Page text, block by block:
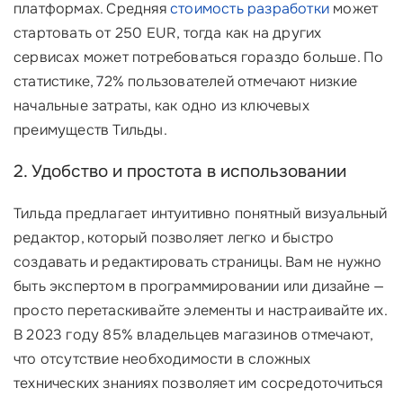
платформах. Средняястоимость разработки может
стартовать от 250 EUR, тогда как на других
сервисах может потребоваться гораздо больше. По
статистике, 72% пользователей отмечают низкие
начальные затраты, как одно из ключевых
преимуществ Тильды.
2. Удобство и простота в использовании
Тильда предлагает интуитивно понятный визуальный
редактор, который позволяет легко и быстро
создавать и редактировать страницы. Вам не нужно
быть экспертом в программировании или дизайне —
просто перетаскивайте элементы и настраивайте их.
В 2023 году 85% владельцев магазинов отмечают,
что отсутствие необходимости в сложных
технических знаниях позволяет им сосредоточиться